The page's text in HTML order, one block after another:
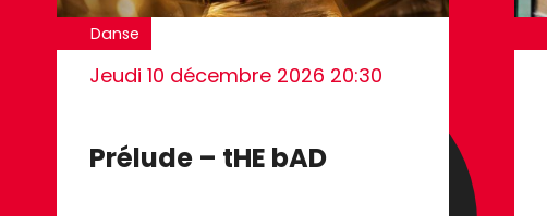
Danse
Jeudi 10 décembre 2026 20:30
Prélude – tHE bAD